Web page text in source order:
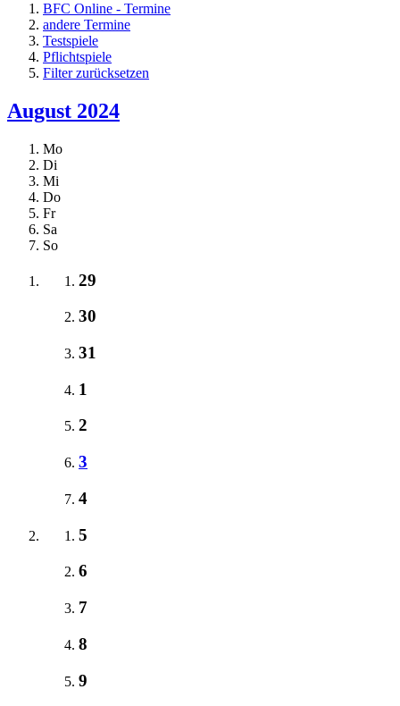
BFC Online - Termine
andere Termine
Testspiele
Pflichtspiele
Filter zurücksetzen
August 2024
Mo
Di
Mi
Do
Fr
Sa
So
29
30
31
1
2
3
4
5
6
7
8
9